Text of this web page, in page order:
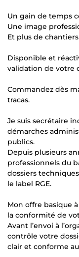
Un gain de temps
Une image
Et plus de chantiers
Disponible et
validation de votre
Commandez dès
tracas.
Je suis secrétaire
démarches
publics.
Depuis plusieurs
professionnels du
dossiers
le label RGE.
Mon offre basique à
la conformité de
Avant l’envoi à
contrôle votre
clair et conforme